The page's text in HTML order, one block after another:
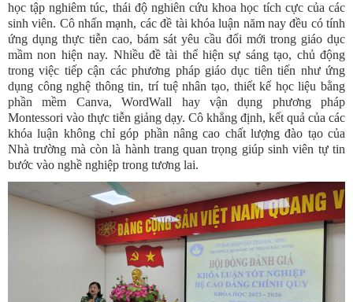
học tập nghiêm túc, thái độ nghiên cứu khoa học tích cực của các
sinh viên. Cô nhấn mạnh, các đề tài khóa luận năm nay đều có tính
ứng dụng thực tiễn cao, bám sát yêu cầu đổi mới trong giáo dục
mầm non hiện nay. Nhiều đề tài thể hiện sự sáng tạo, chủ động
trong việc tiếp cận các phương pháp giáo dục tiên tiến như ứng
dụng công nghệ thông tin, trí tuệ nhân tạo, thiết kế học liệu bằng
phần mềm Canva, WordWall hay vận dụng phương pháp
Montessori vào thực tiễn giảng dạy. Cô khẳng định, kết quả của các
khóa luận không chỉ góp phần nâng cao chất lượng đào tạo của
Nhà trường mà còn là hành trang quan trọng giúp sinh viên tự tin
bước vào nghề nghiệp trong tương lai.